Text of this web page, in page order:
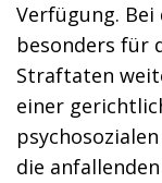
Verfügung. Bei
besonders für
Straftaten
einer
die